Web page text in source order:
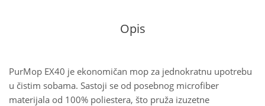
Opis
PurMop EX40 je ekonomičan mop za jednokratnu upotrebu
u čistim sobama. Sastoji se od posebnog microfiber
materijala od 100% poliestera, što pruža izuzetne